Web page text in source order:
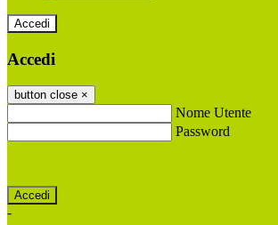
Accedi
Accedi
button close ×
Nome Utente
Password
-